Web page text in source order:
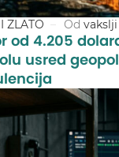
ZLATO Od vakslji
od 4.205
usred